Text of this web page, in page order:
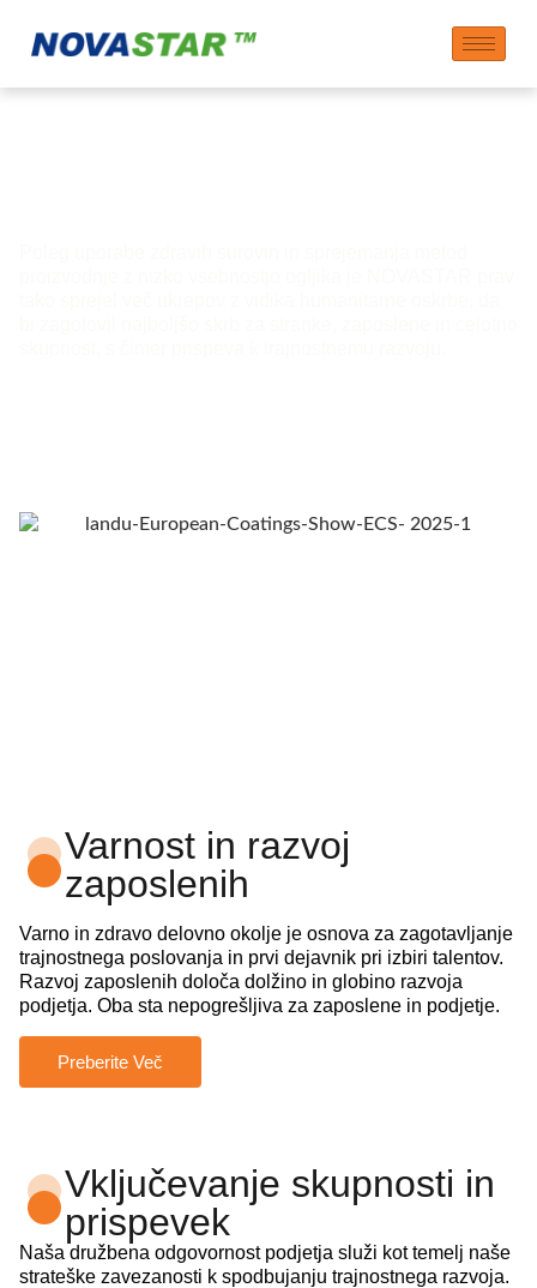
Varnost in razvoj
zaposlenih
Varno in zdravo delovno okolje je osnova za zagotavljanje
trajnostnega poslovanja in prvi dejavnik pri izbiri talentov.
Razvoj zaposlenih določa dolžino in globino razvoja
podjetja. Oba sta nepogrešljiva za zaposlene in podjetje.
Preberite Več
Vključevanje skupnosti in
prispevek
Naša družbena odgovornost podjetja služi kot temelj naše
strateške zavezanosti k spodbujanju trajnostnega razvoja.